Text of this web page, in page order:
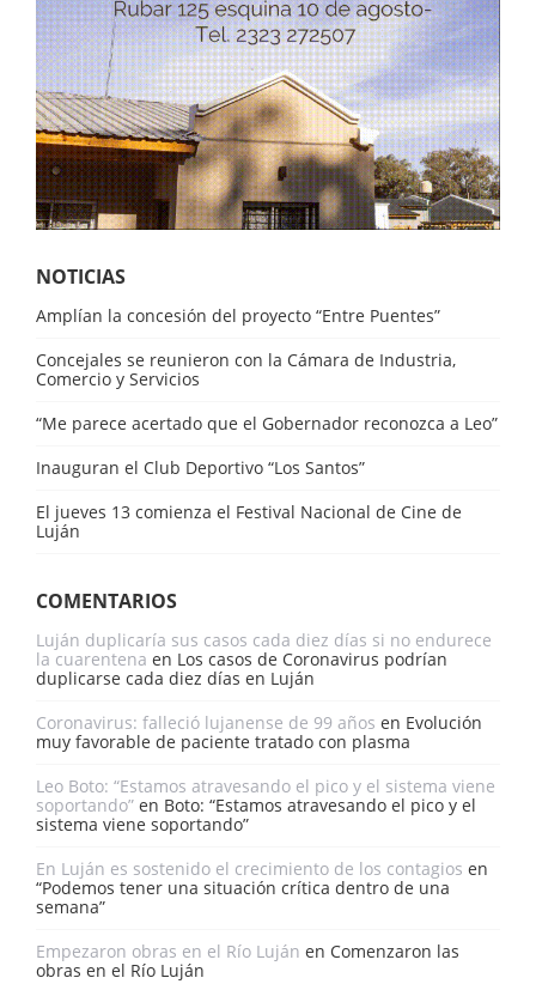
NOTICIAS
Amplían la concesión del proyecto “Entre Puentes”
Concejales se reunieron con la Cámara de Industria,
Comercio y Servicios
“Me parece acertado que el Gobernador reconozca a Leo”
Inauguran el Club Deportivo “Los Santos”
El jueves 13 comienza el Festival Nacional de Cine de
Luján
COMENTARIOS
Luján duplicaría sus casos cada diez días si no endurece
la cuarentena en Los casos de Coronavirus podrían
duplicarse cada diez días en Luján
Coronavirus: falleció lujanense de 99 años en Evolución
muy favorable de paciente tratado con plasma
Leo Boto: “Estamos atravesando el pico y el sistema viene
soportando” en Boto: “Estamos atravesando el pico y el
sistema viene soportando”
En Luján es sostenido el crecimiento de los contagios en
“Podemos tener una situación crítica dentro de una
semana”
Empezaron obras en el Río Luján en Comenzaron las
obras en el Río Luján